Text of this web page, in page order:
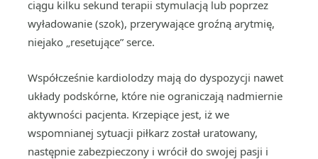
ciągu kilku sekund terapii stymulacją lub poprzez
wyładowanie (szok), przerywające groźną arytmię,
niejako „resetujące” serce.
Współcześnie kardiolodzy mają do dyspozycji nawet
układy podskórne, które nie ograniczają nadmiernie
aktywności pacjenta. Krzepiące jest, iż we
wspomnianej sytuacji piłkarz został uratowany,
następnie zabezpieczony i wrócił do swojej pasji i